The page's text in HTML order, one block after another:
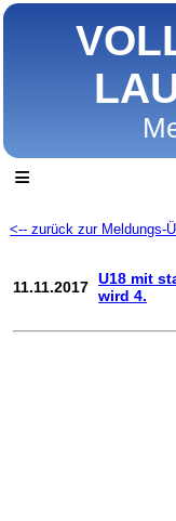
≡
<-- zurück zur Meldungs-
11.11.2017 U18 mit
wird 4.